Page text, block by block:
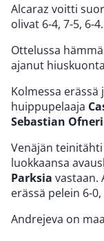
Alcaraz voitti
olivat 6-4, 7-5, 6-4.
Ottelussa
ajanut
Kolmessa
huippupelaaja
Sebastian
Venäjän teinitähti
luokkaansa
Parksia vastaan.
erässä pelein 6-0,
Andrejeva on